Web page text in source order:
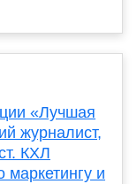
«Лучшая
журналист,
КХЛ
и